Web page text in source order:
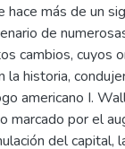
hace más de un
de
cambios, cuyos
la historia,
americano I.
marcado por el
del capital,